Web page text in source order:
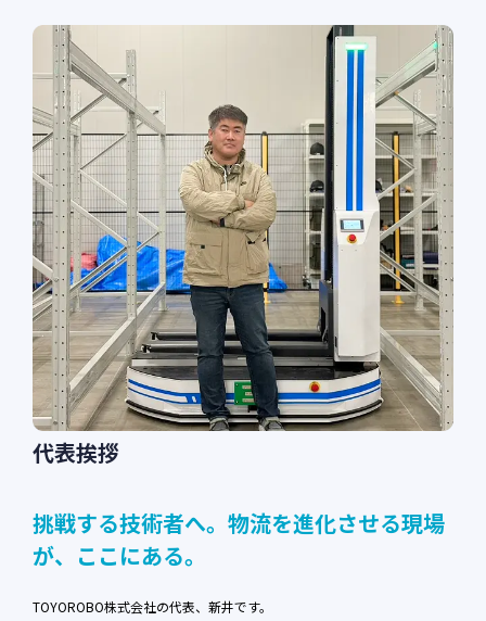
代表挨拶
挑戦する技術者へ。物流を進化させる現場
が、ここにある。
TOYOROBO株式会社の代表、新井です。